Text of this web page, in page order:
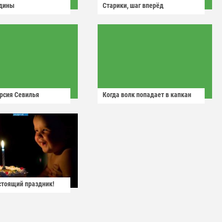
Старики, шаг вперёд
Севилья Когда волк попадает в капкан
праздник!